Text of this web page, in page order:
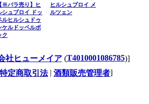
【※バラ売り】ヒ
シュブロイ ドッ
ルヒルシュドゥ
ケルドッペルボ
ク
ヒルシュブロイ メ
ルツェン
社ヒューメイア(T4010001086785)]
特定商取引法| 酒類販売管理者]